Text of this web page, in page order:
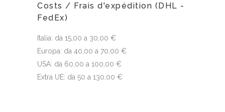
Costs / Frais d'expédition (DHL -
FedEx)
Italia: da 15,00 a 30,00 €
Europa: da 40,00 a 70,00 €
USA: da 60,00 a 100,00 €
Extra UE: da 50 a 130,00 €